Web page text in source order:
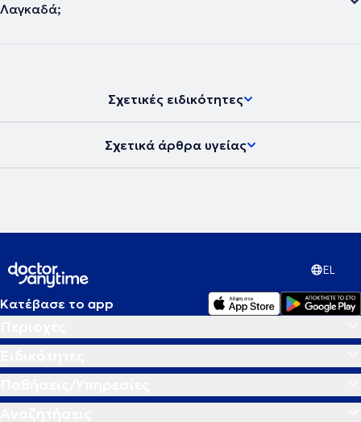
Λαγκαδά;
Σχετικές ειδικότητες
Σχετικά άρθρα υγείας
EL
Κατέβασε το app